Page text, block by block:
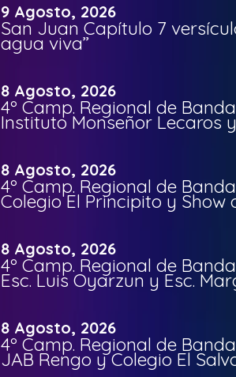
9 Agosto, 2026
San Juan Capítulo 7
agua viva”
8 Agosto, 2026
4º Camp. Regional de
Instituto Monseñor Lecaros
8 Agosto, 2026
4º Camp. Regional de
Colegio El Principito y Show
8 Agosto, 2026
4º Camp. Regional de
Esc. Luis Oyarzun y Esc.
8 Agosto, 2026
4º Camp. Regional de
JAB Rengo y Colegio El